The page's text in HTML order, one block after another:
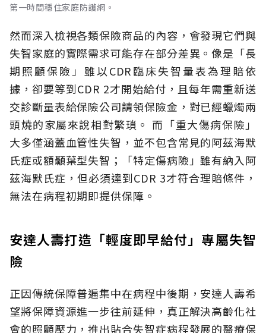
第一時間穩住家庭防護網。
然而深入檢視各類保險商品的內容，會發現它們與
失智家庭的實際需求可能存在部分差異。像是「長
期照顧保險」雖以CDR臨床失智量表為理賠依
據，卻要等到CDR 2才開始給付，且每年需重新送
交診斷量表給保險公司請領保險金，對已經蠟燭兩
頭燒的家屬來說相對繁瑣。 而「重大傷病保險」
大多僅涵蓋血管性失智，並不包含常見的阿茲海默
氏症或額顳葉型失智；「特定傷病險」雖有納入阿
茲海默氏症，但必須達到CDR 3才符合理賠條件，
無法在病程初期即提供保障。
安達人壽打造「輕度即早給付」專屬失智
險
正因傳統保障普遍集中在病程中後期，安達人壽希
望將保障資源進一步往前延伸，真正解決高齡化社
會的照顧壓力，推出貼合失智症病程發展的醫療保